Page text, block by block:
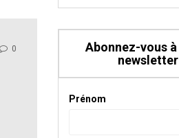
0
Abonnez-vous
newsletter
Prénom